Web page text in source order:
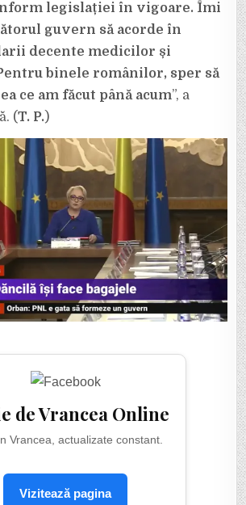
legislației în vigoare. Îmi
guvern să acorde în
decente medicilor și
binele românilor, sper să
ce am făcut până acum”, a
(T. P.)
de Vrancea Online
Vrancea, actualizate constant.
Vizitează pagina